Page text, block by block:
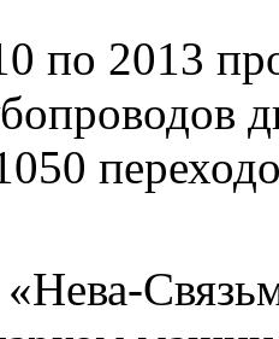
по 2013